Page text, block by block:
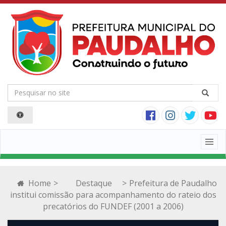
Home > Destaque > Prefeitura de Paudalho
institui comissão para acompanhamento do rateio dos
precatórios do FUNDEF (2001 a 2006)